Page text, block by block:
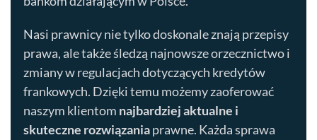
Nasi prawnicy nie tylko doskonale znają przepisy
prawa, ale także śledzą najnowsze orzecznictwo i
zmiany w regulacjach dotyczących kredytów
frankowych. Dzięki temu możemy zaoferować
naszym klientom najbardziej aktualne i
skuteczne rozwiązaniaprawne. Każda sprawa